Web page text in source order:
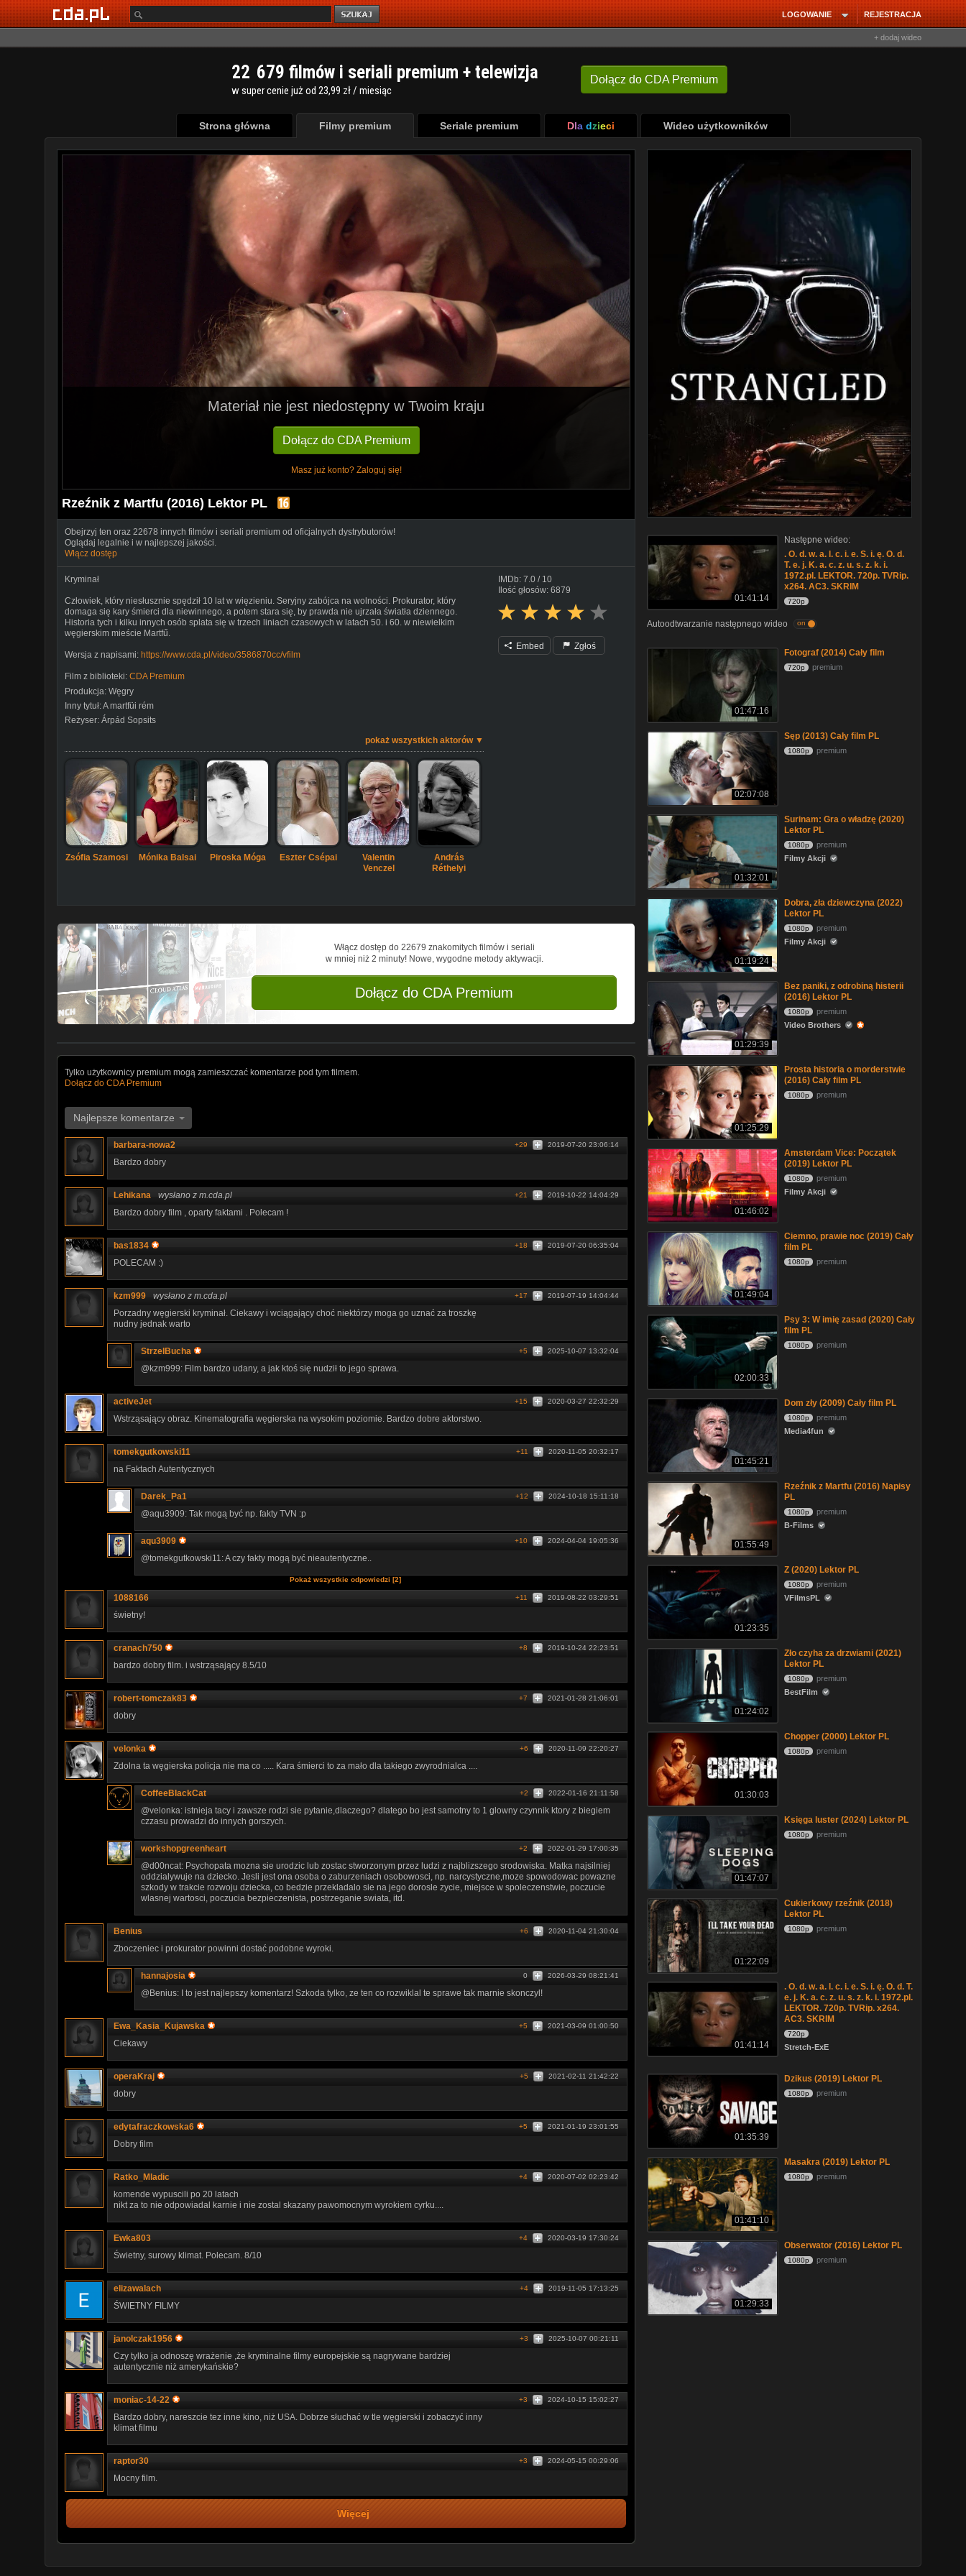
REJESTRACJA
LOGOWANIE
+ dodaj wideo
Dołącz do CDA Premium
22 679 filmów i seriali premium + telewizja
w super cenie już od 23,99 zł / miesiąc
Strona główna Filmy premium Seriale premium Dla dzieci Wideo użytkowników
Materiał nie jest niedostępny w Twoim kraju
Dołącz do CDA Premium
Masz już konto? Zaloguj się!
Rzeźnik z Martfu (2016) Lektor PL
Obejrzyj ten oraz 22678 innych filmów i seriali premium od oficjalnych dystrybutorów!
Oglądaj legalnie i w najlepszej jakości.
Włącz dostęp
Kryminał
Człowiek, który niesłusznie spędził 10 lat w więzieniu. Seryjny zabójca na wolności. Prokurator, który
domaga się kary śmierci dla niewinnego, a potem stara się, by prawda nie ujrzała światła dziennego.
Historia tych i kilku innych osób splata się w trzech liniach czasowych w latach 50. i 60. w niewielkim
węgierskim mieście Martfű.
Wersja z napisami: https://www.cda.pl/video/3586870cc/vfilm
Film z biblioteki: CDA Premium
Produkcja: Węgry
Inny tytuł:A martfüi rém
Reżyser: Árpád Sopsits
pokaż wszystkich aktorów ▼
Zsófia Szamosi Mónika Balsai Piroska Móga Eszter Csépai
Valentin
Venczel
András
Réthelyi
IMDb: 7.0 / 10
Ilość głosów: 6879
Embed Zgłoś
Włącz dostęp do 22679 znakomitych filmów i seriali
w mniej niż 2 minuty! Nowe, wygodne metody aktywacji.
Dołącz do CDA Premium
Tylko użytkownicy premium mogą zamieszczać komentarze pod tym filmem.
Dołącz do CDA Premium
Najlepsze komentarze
barbara-nowa2 2019-07-20 23:06:14
+29
Bardzo dobry
Lehikana wysłano z m.cda.pl 2019-10-22 14:04:29
+21
Bardzo dobry film , oparty faktami . Polecam !
bas1834 2019-07-20 06:35:04
+18
POLECAM :)
kzm999 wysłano z m.cda.pl 2019-07-19 14:04:44
+17
Porzadny węgierski kryminał. Ciekawy i wciągający choć niektórzy moga go uznać za troszkę
nudny jednak warto
StrzelBucha 2025-10-07 13:32:04
+5
@kzm999: Film bardzo udany, a jak ktoś się nudził to jego sprawa.
activeJet 2020-03-27 22:32:29
+15
Wstrząsający obraz. Kinematografia węgierska na wysokim poziomie. Bardzo dobre aktorstwo.
tomekgutkowski11 2020-11-05 20:32:17
+11
na Faktach Autentycznych
Darek_Pa1 2024-10-18 15:11:18
+12
@aqu3909: Tak mogą być np. fakty TVN :p
aqu3909 2024-04-04 19:05:36
+10
@tomekgutkowski11: A czy fakty mogą być nieautentyczne..
Pokaż wszystkie odpowiedzi [2]
1088166 2019-08-22 03:29:51
+11
świetny!
cranach750 2019-10-24 22:23:51
+8
bardzo dobry film. i wstrząsający 8.5/10
robert-tomczak83 2021-01-28 21:06:01
+7
dobry
velonka 2020-11-09 22:20:27
+6
Zdolna ta węgierska policja nie ma co ..... Kara śmierci to za mało dla takiego zwyrodnialca ....
CoffeeBlackCat 2022-01-16 21:11:58
+2
@velonka: istnieja tacy i zawsze rodzi sie pytanie,dlaczego? dlatego bo jest samotny to 1 glowny czynnik ktory z biegiem
czzasu prowadzi do innych gorszych.
workshopgreenheart 2022-01-29 17:00:35
+2
@d00ncat: Psychopata mozna sie urodzic lub zostac stworzonym przez ludzi z najblizszego srodowiska. Matka najsilniej
oddzialywuje na dziecko. Jesli jest ona osoba o zaburzeniach osobowosci, np. narcystyczne,moze spowodowac powazne
szkody w trakcie rozwoju dziecka, co bedzie przekladalo sie na jego dorosle zycie, miejsce w spoleczenstwie, poczucie
wlasnej wartosci, poczucia bezpieczenista, postrzeganie swiata, itd.
Benius 2020-11-04 21:30:04
+6
Zboczeniec i prokurator powinni dostać podobne wyroki.
hannajosia 2026-03-29 08:21:41
0
@Benius: I to jest najlepszy komentarz! Szkoda tylko, ze ten co rozwiklal te sprawe tak marnie skonczyl!
Ewa_Kasia_Kujawska 2021-03-09 01:00:50
+5
Ciekawy
operaKraj 2021-02-11 21:42:22
+5
dobry
edytafraczkowska6 2021-01-19 23:01:55
+5
Dobry film
Ratko_Mladic 2020-07-02 02:23:42
+4
komende wypuscili po 20 latach
nikt za to nie odpowiadal karnie i nie zostal skazany pawomocnym wyrokiem cyrku....
Ewka803 2020-03-19 17:30:24
+4
Świetny, surowy klimat. Polecam. 8/10
elizawalach 2019-11-05 17:13:25
+4
ŚWIETNY FILMY
janolczak1956 2025-10-07 00:21:11
+3
Czy tylko ja odnoszę wrażenie ,że kryminalne filmy europejskie są nagrywane bardziej
autentycznie niż amerykańskie?
moniac-14-22 2024-10-15 15:02:27
+3
Bardzo dobry, nareszcie tez inne kino, niż USA. Dobrze słuchać w tle węgierski i zobaczyć inny
klimat filmu
raptor30 2024-05-15 00:29:06
+3
Mocny film.
Więcej
01:41:14
Następne wideo:
. O. d. w. a. l. c. i. e. S. i. ę. O. d.
T. e. j. K. a. c. z. u. s. z. k. i.
1972.pl. LEKTOR. 720p. TVRip.
x264. AC3. SKRIM
720p
Autoodtwarzanie następnego wideo on
01:47:16
Fotograf (2014) Cały film
720p premium
02:07:08
Sęp (2013) Cały film PL
1080p premium
01:32:01
Surinam: Gra o władzę (2020)
Lektor PL
1080p
premium
Filmy Akcji
01:19:24
Dobra, zła dziewczyna (2022)
Lektor PL
1080p
premium
Filmy Akcji
01:29:39
Bez paniki, z odrobiną histerii
(2016) Lektor PL
1080p
premium
Video Brothers
01:25:29
Prosta historia o morderstwie
(2016) Cały film PL
1080p premium
01:46:02
Amsterdam Vice: Początek
(2019) Lektor PL
1080p
premium
Filmy Akcji
01:49:04
Ciemno, prawie noc (2019) Cały
film PL
1080p premium
02:00:33
Psy 3: W imię zasad (2020) Cały
film PL
1080p premium
01:45:21
Dom zły (2009) Cały film PL
1080p
premium
Media4fun
01:55:49
Rzeźnik z Martfu (2016) Napisy
PL
1080p
premium
B-Films
01:23:35
Z (2020) Lektor PL
1080p
premium
VFilmsPL
01:24:02
Zło czyha za drzwiami (2021)
Lektor PL
1080p
premium
BestFilm
01:30:03
Chopper (2000) Lektor PL
1080p premium
01:47:07
Księga luster (2024) Lektor PL
1080p premium
01:22:09
Cukierkowy rzeźnik (2018)
Lektor PL
1080p premium
01:41:14
. O. d. w. a. l. c. i. e. S. i. ę. O. d. T.
e. j. K. a. c. z. u. s. z. k. i. 1972.pl.
LEKTOR. 720p. TVRip. x264.
AC3. SKRIM
720p
Stretch-ExE
01:35:39
Dzikus (2019) Lektor PL
1080p premium
01:41:10
Masakra (2019) Lektor PL
1080p premium
01:29:33
Obserwator (2016) Lektor PL
1080p premium